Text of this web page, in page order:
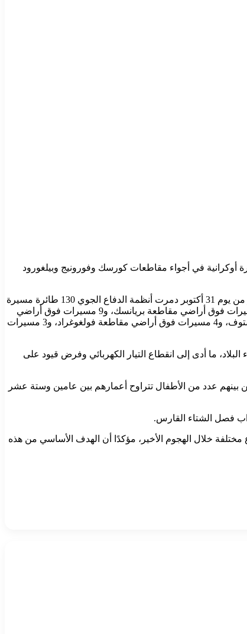
الروسية الأوكرانية، أعلنت وزارة الدفاع الروسية اليوم الجمعة أن أنظمة الدفاع الجوي دمرت، خلال الليلة الماضية، 130 مسيرة أوكرانية في أجواء مقاطعات كورسك وفورونيج وبيلغورود
وجاء في بيان الوزارة، اليوم الجمعة: “خلال الليلة الماضية، من الساعة 23:00 بتوقيت موسكو من يوم 30 أكتوبر إلى الساعة 08:00 بتوقيت موسكو من يوم 31 أكتوبر دمرت أنظمة الدفاع الجوي 130 طائرة مسيرة
أوكرانية: 31 مسيرة فوق أراضي مقاطعة كورسك، و21 مسيرة فوق أراضي مقاطعة فورونيج، و14 مسيرة فوق أراضي مقاطعة بيلغورود، و10 مسيرات فوق أراضي مقاطعة بريانسك، و9 مسيرات فوق أراضي
كل من مقاطعات أوريول وتامبوف وتولا، و6 مسيرات فوق أراضي كل من مقاطعتي ليبيتسك وياروسلافل، و5 مسيرات فوق أراضي مقاطعة روستوف، و4 مسيرات فوق أراضي مقاطعة فولغوغراد، و3 مسيرات
ما أدى إلى انقطاع التيار الكهربائي وفرض قيود على
عدد من الأطفال تتراوح أعمارهم بين عامين وستة عشر
فصل الشتاء القارس.
في بيان متلفز إن القوات الروسية أطلقت أكثر من 650 طائرة مسيّرة وأكثر من 50 صاروخًا من أنواع مختلفة خلال الهجوم الأخير، مؤكدًا أن الهدف الأساسي من هذه